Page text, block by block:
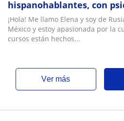
hispanohablantes, con
nativa. ¡Aprende a leer y
manera fluida y amena!
¡Hola! Me llamo Elena y soy de
México y estoy apasionada por la
cursos están hechos...
ver más